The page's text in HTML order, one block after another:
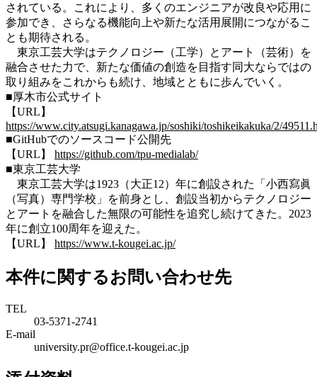
されている。これにより、多くのエンジニアが改良や応用に
参加でき、さらなる機能向上や新たな活用展開につながるこ
とも期待される。
東京工芸大学はテクノロジー（工学）とアート（芸術）を
融合させた力で、新たな価値の創造を目指す同大ならではの
取り組みをこれからも続け、地域とともに歩んでいく。
■厚木市公式サイト
【URL】
https://www.city.atsugi.kanagawa.jp/soshiki/toshikeikakuka/2/
■GitHubでのソースコード公開先
【URL】 https://github.com/tpu-medialab/
■東京工芸大学
東京工芸大学は1923（大正12）年に創設された「小西寫眞
（写真）専門学校」を前身とし、創設当初からテクノロジー
とアートを融合した無限の可能性を追究し続けてきた。2023
年に創立100周年を迎えた。
【URL】 https://www.t-kougei.ac.jp/
本件に関するお問い合わせ先
TEL
03-5371-2741
E-mail
university.pr@office.t-kougei.ac.jp